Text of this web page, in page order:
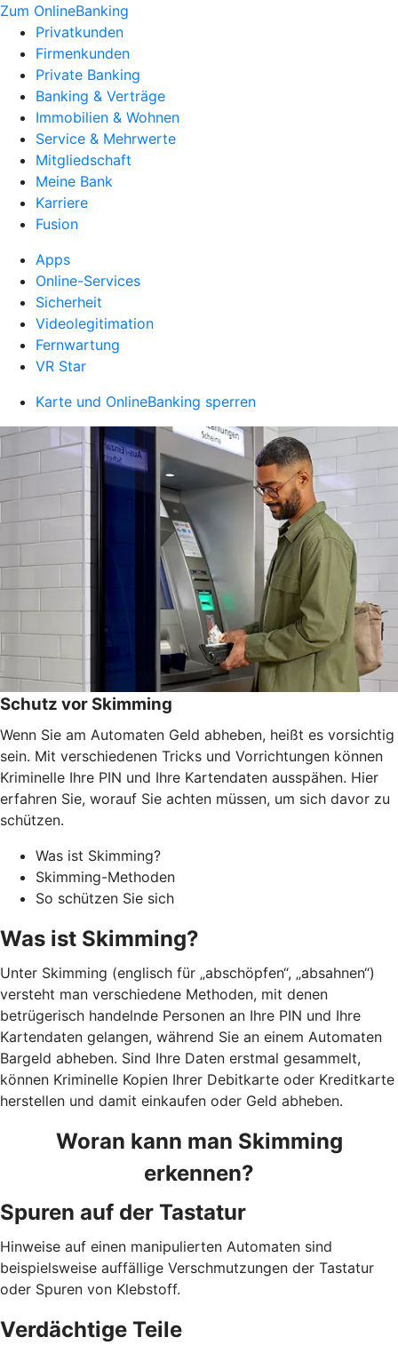
Zum OnlineBanking
Privatkunden
Firmenkunden
Private Banking
Banking & Verträge
Immobilien & Wohnen
Service & Mehrwerte
Mitgliedschaft
Meine Bank
Karriere
Fusion
Apps
Online-Services
Sicherheit
Videolegitimation
Fernwartung
VR Star
Karte und OnlineBanking sperren
Schutz vor Skimming
Wenn Sie am Automaten Geld abheben, heißt es vorsichtig
sein. Mit verschiedenen Tricks und Vorrichtungen können
Kriminelle Ihre PIN und Ihre Kartendaten ausspähen. Hier
erfahren Sie, worauf Sie achten müssen, um sich davor zu
schützen.
Was ist Skimming?
Skimming-Methoden
So schützen Sie sich
Was ist Skimming?
Unter Skimming (englisch für „abschöpfen“, „absahnen“)
versteht man verschiedene Methoden, mit denen
betrügerisch handelnde Personen an Ihre PIN und Ihre
Kartendaten gelangen, während Sie an einem Automaten
Bargeld abheben. Sind Ihre Daten erstmal gesammelt,
können Kriminelle Kopien Ihrer Debitkarte oder Kreditkarte
herstellen und damit einkaufen oder Geld abheben.
Woran kann man Skimming
erkennen?
Spuren auf der Tastatur
Hinweise auf einen manipulierten Automaten sind
beispielsweise auffällige Verschmutzungen der Tastatur
oder Spuren von Klebstoff.
Verdächtige Teile